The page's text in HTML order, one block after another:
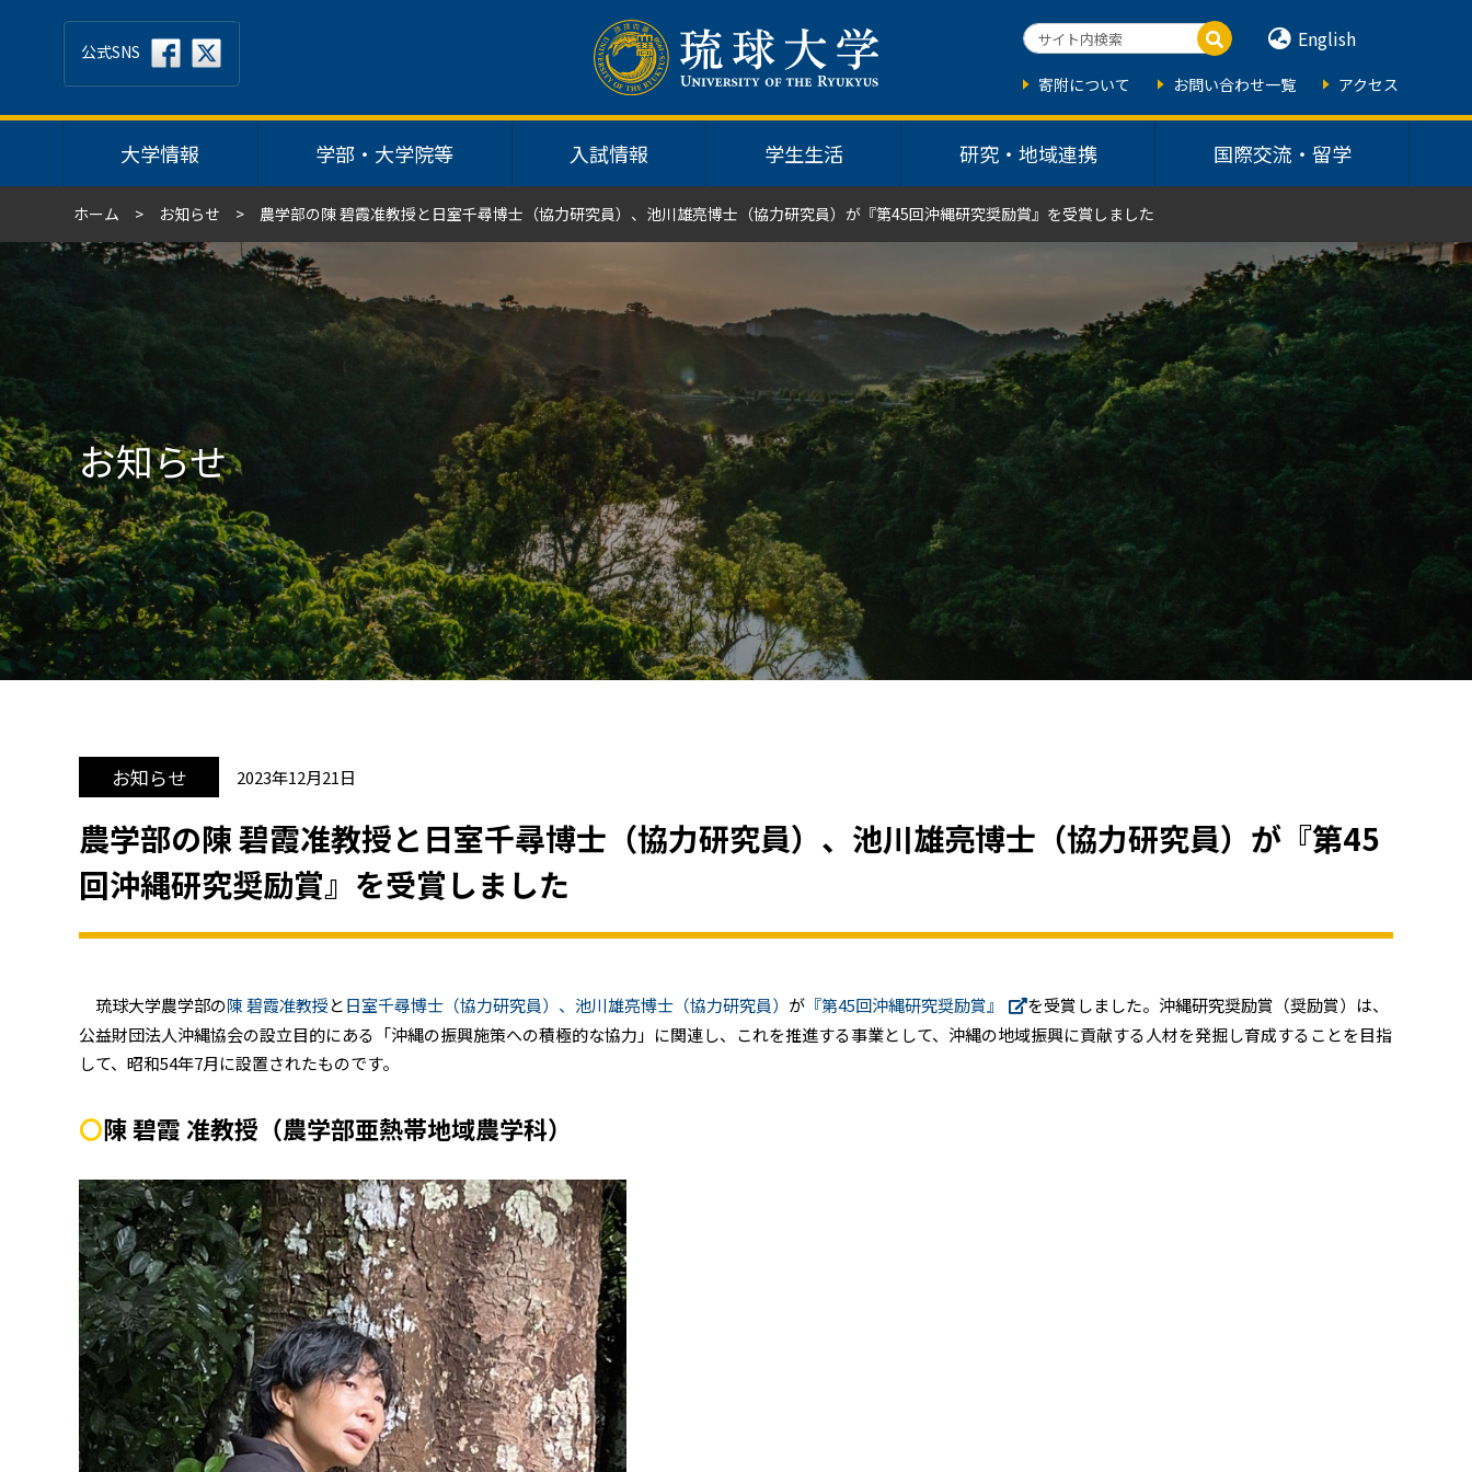
大学情報 学部・大学院等 入試情報 学生生活 研究・地域連携 国際交流・留学
公式SNS English
寄附について お問い合わせ一覧 アクセス
ホーム お知らせ 農学部の陳 碧霞准教授と日室千尋博士（協力研究員）、池川雄亮博士（協力研究員）が『第45回沖縄研究奨励賞』を受賞しました
お知らせ
お知らせ 2023年12月21日
農学部の陳 碧霞准教授と日室千尋博士（協力研究員）、池川雄亮博士（協力研究員）が『第45
回沖縄研究奨励賞』を受賞しました
琉球大学農学部の陳 碧霞准教授と日室千尋博士（協力研究員）、池川雄亮博士（協力研究員） が 『第45回沖縄研究奨励賞』
を受賞しました。沖縄研究奨励賞（奨励賞）は、
公益財団法人沖縄協会の設立目的にある「沖縄の振興施策への積極的な協力」に関連し、これを推進する事業として、沖縄の地域振興に貢献する人材を発掘し育成することを目指
して、昭和54年7月に設置されたものです。
〇陳 碧霞 准教授（農学部亜熱帯地域農学科）